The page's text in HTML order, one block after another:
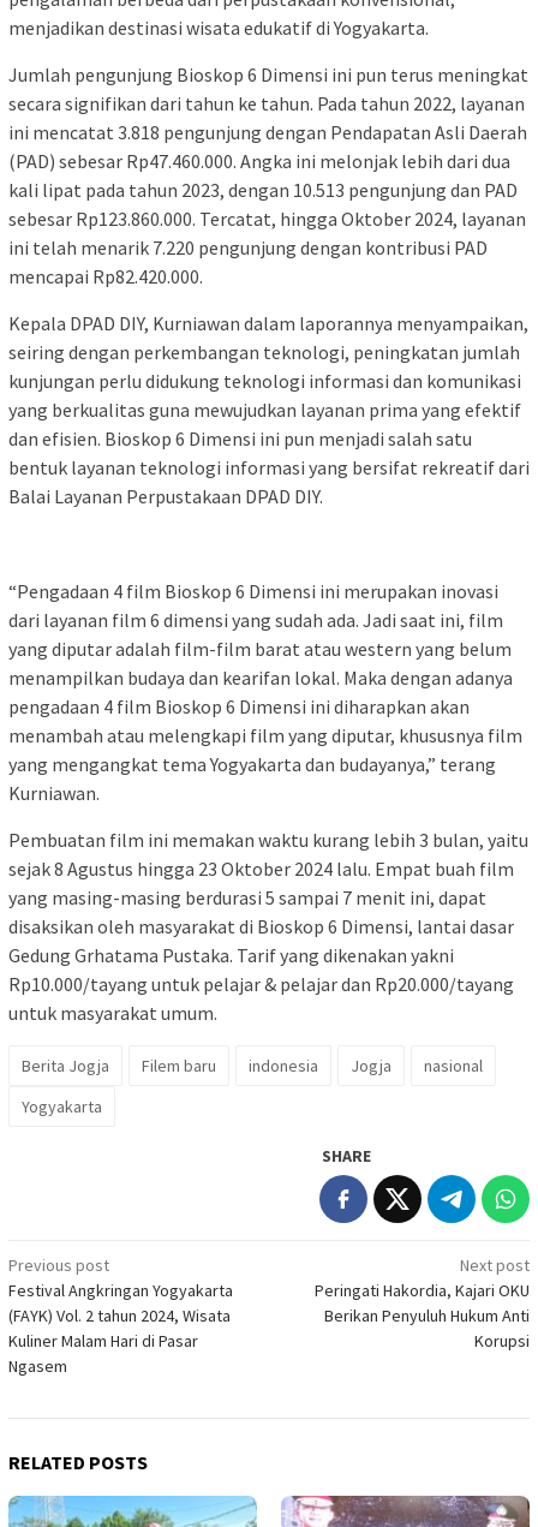
menjadikan destinasi wisata edukatif di Yogyakarta.
Jumlah pengunjung Bioskop 6 Dimensi ini pun terus meningkat
secara signifikan dari tahun ke tahun. Pada tahun 2022, layanan
ini mencatat 3.818 pengunjung dengan Pendapatan Asli Daerah
(PAD) sebesar Rp47.460.000. Angka ini melonjak lebih dari dua
kali lipat pada tahun 2023, dengan 10.513 pengunjung dan PAD
sebesar Rp123.860.000. Tercatat, hingga Oktober 2024, layanan
ini telah menarik 7.220 pengunjung dengan kontribusi PAD
mencapai Rp82.420.000.
Kepala DPAD DIY, Kurniawan dalam laporannya menyampaikan,
seiring dengan perkembangan teknologi, peningkatan jumlah
kunjungan perlu didukung teknologi informasi dan komunikasi
yang berkualitas guna mewujudkan layanan prima yang efektif
dan efisien. Bioskop 6 Dimensi ini pun menjadi salah satu
bentuk layanan teknologi informasi yang bersifat rekreatif dari
Balai Layanan Perpustakaan DPAD DIY.
“Pengadaan 4 film Bioskop 6 Dimensi ini merupakan inovasi
dari layanan film 6 dimensi yang sudah ada. Jadi saat ini, film
yang diputar adalah film-film barat atau western yang belum
menampilkan budaya dan kearifan lokal. Maka dengan adanya
pengadaan 4 film Bioskop 6 Dimensi ini diharapkan akan
menambah atau melengkapi film yang diputar, khususnya film
yang mengangkat tema Yogyakarta dan budayanya,” terang
Kurniawan.
Pembuatan film ini memakan waktu kurang lebih 3 bulan, yaitu
sejak 8 Agustus hingga 23 Oktober 2024 lalu. Empat buah film
yang masing-masing berdurasi 5 sampai 7 menit ini, dapat
disaksikan oleh masyarakat di Bioskop 6 Dimensi, lantai dasar
Gedung Grhatama Pustaka. Tarif yang dikenakan yakni
Rp10.000/tayang untuk pelajar & pelajar dan Rp20.000/tayang
untuk masyarakat umum.
Berita Jogja Filem baru indonesia Jogja
nasional
Yogyakarta
SHARE
Post
navigation
Previous post
Festival Angkringan Yogyakarta
(FAYK) Vol. 2 tahun 2024, Wisata
Kuliner Malam Hari di Pasar
Ngasem
Next post
Peringati Hakordia, Kajari OKU
Berikan Penyuluh Hukum Anti
Korupsi
RELATED POSTS